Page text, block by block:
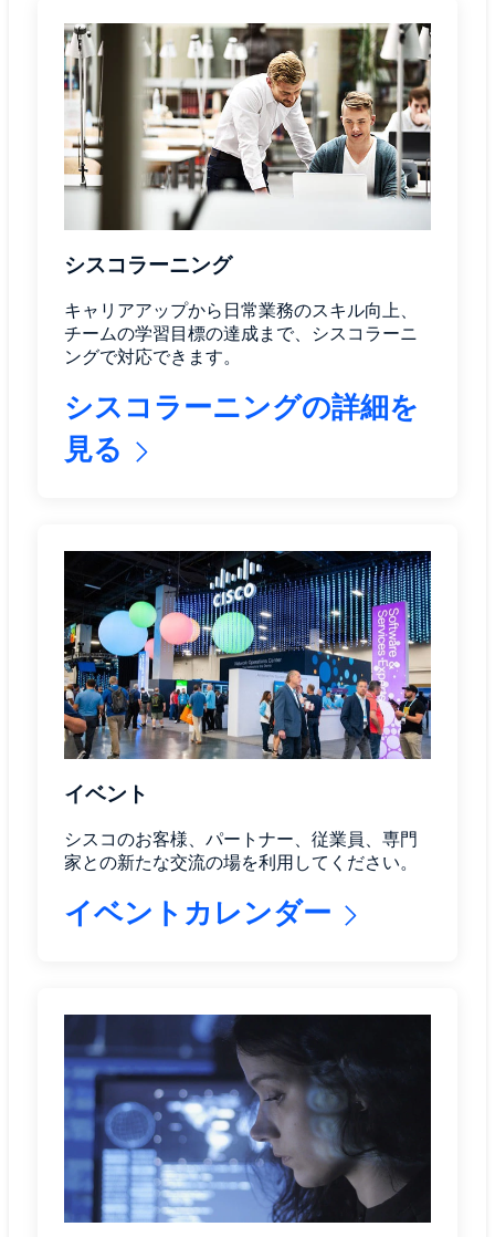
シスコラーニング
キャリアアップから日常業務のスキル向上、
チームの学習目標の達成まで、シスコラーニ
ングで対応できます。
シスコラーニングの詳細を
見る
イベント
シスコのお客様、パートナー、従業員、専門
家との新たな交流の場を利用してください。
イベントカレンダー